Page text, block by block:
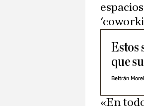
Estos
que
Beltrán
«En